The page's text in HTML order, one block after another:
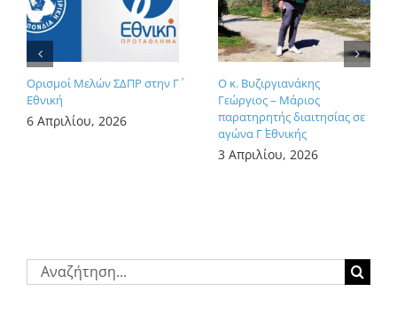
Ορισμοί Μελών ΣΔΠΡ στην Γ΄
Εθνική
6 Απριλίου, 2026
Ο κ. Βυζιργιανάκης
Γεώργιος – Μάριος
παρατηρητής διαιτησίας σε
αγώνα Γ΄ Εθνικής
3 Απριλίου, 2026
Αναζήτηση
για: